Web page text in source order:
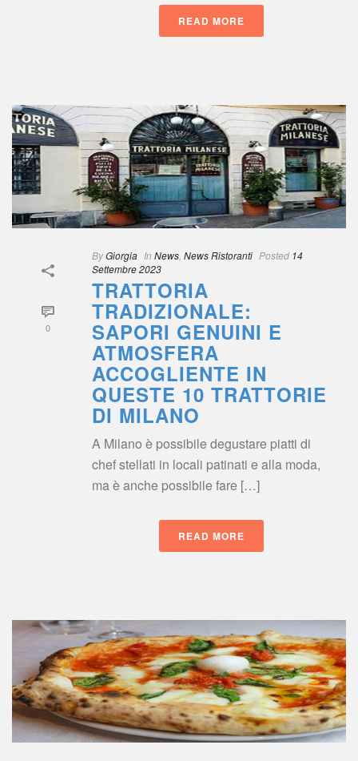
READ MORE
0
ByGiorgia In New News Ristoranti Posted 14
Settembre 2023
TRATTORIA
TRADIZIONALE:
SAPORI GENUINI E
ATMOSFERA
ACCOGLIENTE IN
QUESTE 10 TRATTORIE
DI MILANO
A Milano è possibile degustare piatti di
chef stellati in locali patinati e alla moda,
ma è anche possibile fare […]
READ MORE